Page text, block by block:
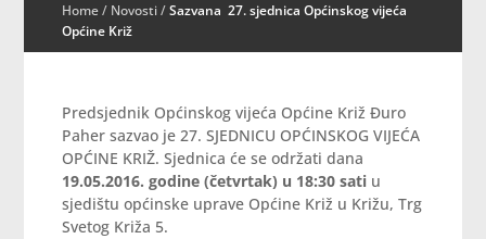
Home/ Novosti/Sazvana 27. sjednica Općinskog vijeća
Općine Križ
Predsjednik Općinskog vijeća Općine Križ Đuro
Paher sazvao je 27. SJEDNICU OPĆINSKOG VIJEĆA
OPĆINE KRIŽ. Sjednica će se održati dana
19.05.2016. godine (četvrtak) u 18:30 sati u
sjedištu općinske uprave Općine Križ u Križu, Trg
Svetog Križa 5.